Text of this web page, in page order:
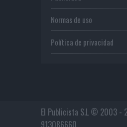
Normas de uso
Política de privacidad
El Publicista S.L © 2003 -
913086660.